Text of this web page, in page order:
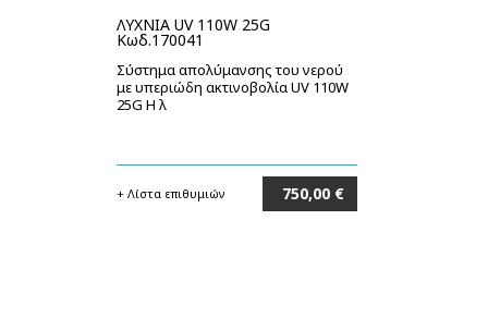
ΛΥΧΝΙΑ UV 110W 25G
Κωδ.170041
Σύστημα απολύμανσης του νερού
με υπεριώδη ακτινοβολία UV 110W
25G Η λ
+ Λίστα επιθυμιών 750,00 €